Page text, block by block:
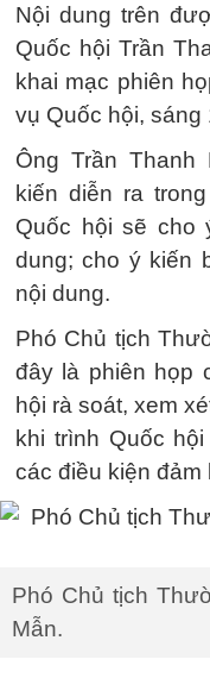
Nội dung trên
Quốc hội Trần
khai mạc phiên
vụ Quốc hội, sáng
Ông Trần
kiến diễn ra
Quốc hội sẽ cho
dung; cho ý kiến
nội dung.
Phó Chủ tịch
đây là phiên họp
hội rà soát, xem
khi trình Quốc
các điều kiện đảm
Phó Chủ tịch
Mẫn.